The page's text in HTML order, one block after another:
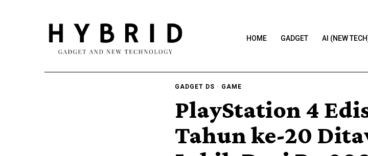
HOME GADGET AI (NEW
GADGET DS · GAME
PlayStation 4
Tahun ke-20